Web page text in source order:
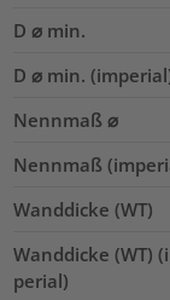
D ⌀ min.
D ⌀ min.
Nennmaß ⌀
Nennmaß
Wanddicke (WT)
Wanddicke (WT)
perial)